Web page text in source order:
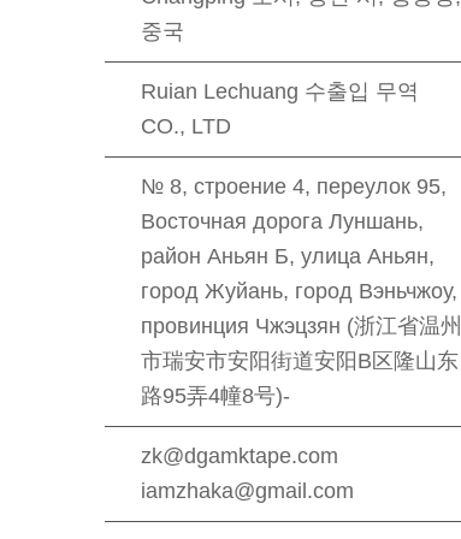
중국
Ruian Lechuang 수출입 무역
CO., LTD
№ 8, строение 4, переулок 95,
Восточная дорога Луншань,
район Аньян Б, улица Аньян,
город Жуйань, город Вэньчжоу,
провинция Чжэцзян (浙江省温州
市瑞安市安阳街道安阳B区隆山东
路95弄4幢8号)-
zk@dgamktape.com
iamzhaka@gmail.com